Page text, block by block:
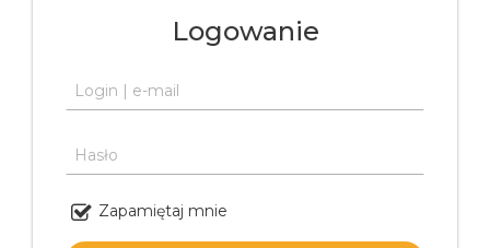
Logowanie
Login | e-mail
Hasło
Zapamiętaj mnie